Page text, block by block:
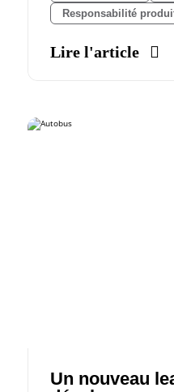
Responsabilité
Lire l'article
Un nouveau